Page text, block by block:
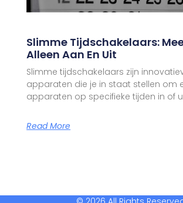
Slimme Tijdschakelaars:
Alleen Aan En Uit
Slimme tijdschakelaars zijn
apparaten die je in staat stellen om
apparaten op specifieke tijden in of
Read More